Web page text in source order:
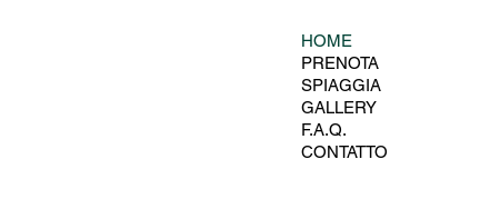
HOME
PRENOTA
SPIAGGIA
GALLERY
F.A.Q.
CONTATTO